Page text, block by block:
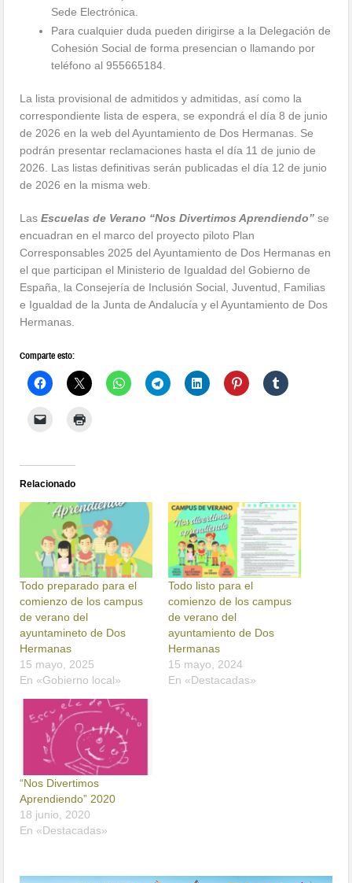
Sede Electrónica.
Para cualquier duda pueden dirigirse a la Delegación de
Cohesión Social de forma presencian o llamando por
teléfono al 955665184.
La lista provisional de admitidos y admitidas, así como la
correspondiente lista de espera, se expondrá el día 8 de junio
de 2026 en la web del Ayuntamiento de Dos Hermanas. Se
podrán presentar reclamaciones hasta el día 11 de junio de
2026. Las listas definitivas serán publicadas el día 12 de junio
de 2026 en la misma web.
LasEscuelas de Verano “Nos Divertimos Aprendiendo” se
encuadran en el marco del proyecto piloto Plan
Corresponsables 2025 del Ayuntamiento de Dos Hermanas en
el que participan el Ministerio de Igualdad del Gobierno de
España, la Consejería de Inclusión Social, Juventud, Familias
e Igualdad de la Junta de Andalucía y el Ayuntamiento de Dos
Hermanas.
Comparte esto:
Relacionado
Todo preparado para el
comienzo de los campus
de verano del
ayuntamineto de Dos
Hermanas
15 mayo, 2025
En «Gobierno local»
Todo listo para el
comienzo de los campus
de verano del
ayuntamiento de Dos
Hermanas
15 mayo, 2024
En «Destacadas»
“Nos Divertimos
Aprendiendo” 2020
18 junio, 2020
En «Destacadas»